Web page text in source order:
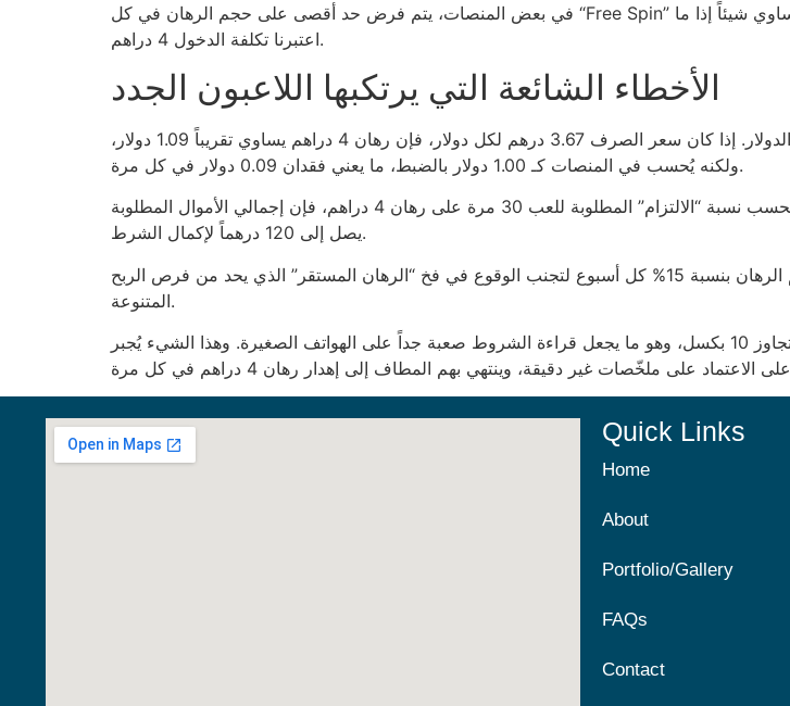
في بعض المنصات، يتم فرض حد أقصى على حجم الرهان في كل “Free Spin” بقيمة 0.10 درهم، وبالتالي يصبح ربح 0.10 درهم لكل دورة مجرد وهم لا يساوي شيئاً إذا ما
اعتبرنا تكلفة الدخول 4 دراهم.
الأخطاء الشائعة التي يرتكبها اللاعبون الجدد
أحد الأخطاء الأكثر شيوعاً هو إهمال حساب “نسبة التحويل” بين العملة المحلية والدولار. إذا كان سعر الصرف 3.67 درهم لكل دولار، فإن رهان 4 دراهم يساوي تقريباً 1.09 دولار،
ولكنه يُحسب في المنصات كـ 1.00 دولار بالضبط، ما يعني فقدان 0.09 دولار في كل مرة.
اللاعبون يظنون أن “مكافأة التسجيل” يمكنها تعويض الخسارة، لكن عندما تحسب نسبة “الالتزام” المطلوبة للعب 30 مرة على رهان 4 دراهم، فإن إجمالي الأموال المطلوبة
يصل إلى 120 درهماً لإكمال الشرط.
وبدلاً من الاستمرار في اللعب على رهان ثابت، يمكن لللاعب تعديل حجم الرهان بنسبة 15% كل أسبوع لتجنب الوقوع في فخ “الرهان المستقر” الذي يحد من فرص الربح
المتنوعة.
ولكن ما يثير السخرية حقاً هو أن معظم القواعد الصغيرة تُكتب بخط لا يتجاوز 10 بكسل، وهو ما يجعل قراءة الشروط صعبة جداً على الهواتف الصغيرة. وهذا الشيء يُجبر
Quick Links
Home
About
Portfolio/Gallery
FAQs
Contact